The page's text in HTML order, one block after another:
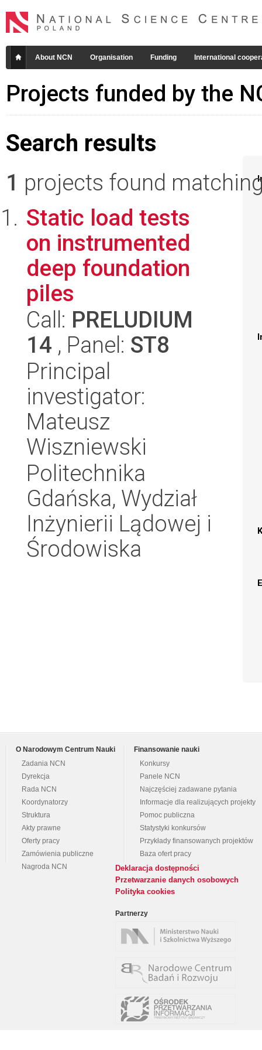
About NCN Organisation Funding International
Projects funded by the
Search results
1 projects found
Static load tests
on instrumented
deep foundation
piles
Call: PRELUDIUM
14 , Panel: ST8
Principal
investigator:
Mateusz
Wiszniewski
Politechnika
Gdańska, Wydział
Inżynierii Lądowej i
Środowiska
O Narodowym Centrum Nauki
Zadania NCN
Dyrekcja
Rada NCN
Koordynatorzy
Struktura
Akty prawne
Oferty pracy
Zamówienia publiczne
Nagroda NCN
Finansowanie nauki
Konkursy
Panele NCN
Najczęściej zadawane pytania
Informacje dla realizujących projekty
Pomoc publiczna
Statystyki konkursów
Przykłady finansowanych projektów
Baza ofert pracy
Deklaracja dostępności
Przetwarzanie danych osobowych
Polityka cookies
Partnerzy